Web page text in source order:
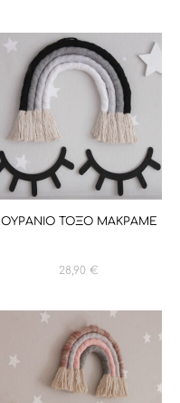
ΟΥΡΑΝΙΟ ΤΟΞΟ ΜΑΚΡΑΜΕ
28,90 €